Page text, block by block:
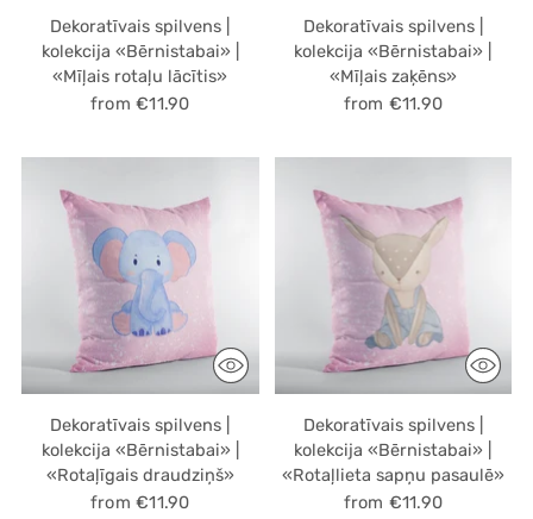
Dekoratīvais spilvens |
kolekcija «Bērnistabai» |
«Mīļais rotaļu lācītis»
from €11.90
Dekoratīvais spilvens |
kolekcija «Bērnistabai» |
«Mīļais zaķēns»
from €11.90
Dekoratīvais spilvens |
kolekcija «Bērnistabai» |
«Rotaļīgais draudziņš»
from €11.90
Dekoratīvais spilvens |
kolekcija «Bērnistabai» |
«Rotaļlieta sapņu pasaulē»
from €11.90